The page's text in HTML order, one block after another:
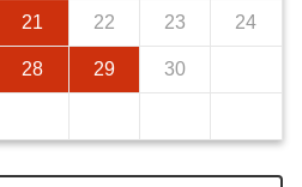
21 22 23 24
28 29 30